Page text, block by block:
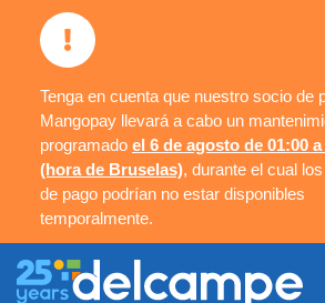
Tenga en cuenta que nuestro socio de
Mangopay llevará a cabo un
programado el 6 de agosto de 01:00 a
(hora de Bruselas), durante el cual
de pago podrían no estar disponibles
temporalmente.